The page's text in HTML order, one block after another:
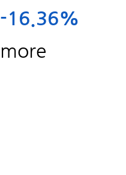
-16.36%
more